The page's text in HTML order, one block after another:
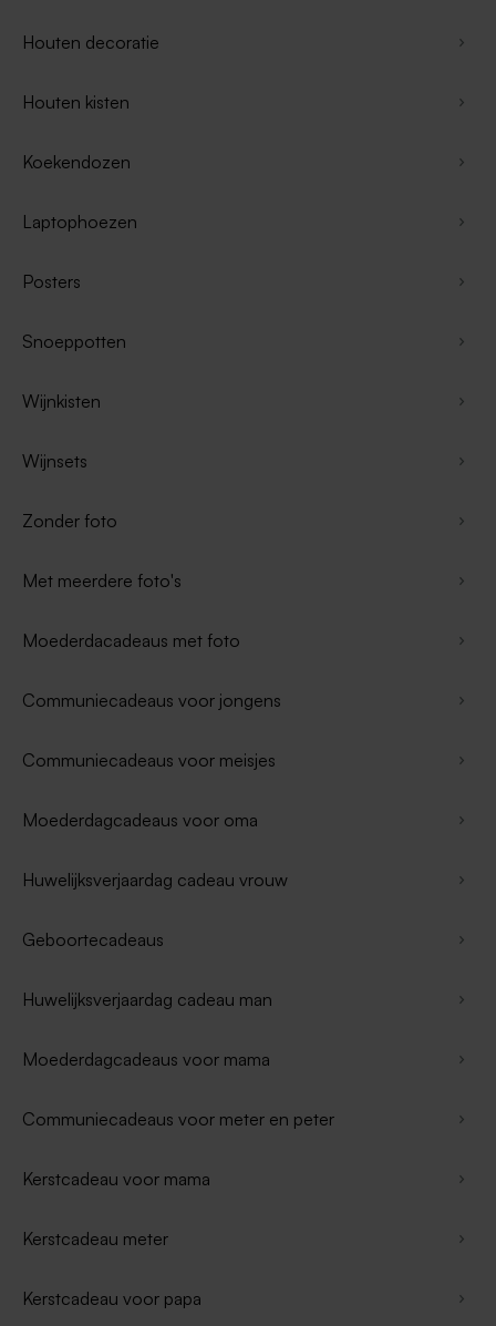
Houten decoratie
Houten kisten
Koekendozen
Laptophoezen
Posters
Snoeppotten
Wijnkisten
Wijnsets
Zonder foto
Met meerdere foto's
Moederdacadeaus met foto
Communiecadeaus voor jongens
Communiecadeaus voor meisjes
Moederdagcadeaus voor oma
Huwelijksverjaardag cadeau vrouw
Geboortecadeaus
Huwelijksverjaardag cadeau man
Moederdagcadeaus voor mama
Communiecadeaus voor meter en peter
Kerstcadeau voor mama
Kerstcadeau meter
Kerstcadeau voor papa